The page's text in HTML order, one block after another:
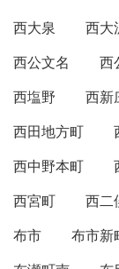
西大泉
西大
西公文名
西
西塩野
西新
西田地方町
西中野本町
西宮町
西二
布市
布市新